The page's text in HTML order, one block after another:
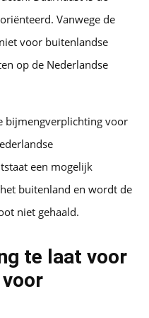
Vanwege de
voor buitenlandse
op de Nederlandse
bijmengverplichting voor
een mogelijk
buitenland en wordt de
niet gehaald.
te laat voor